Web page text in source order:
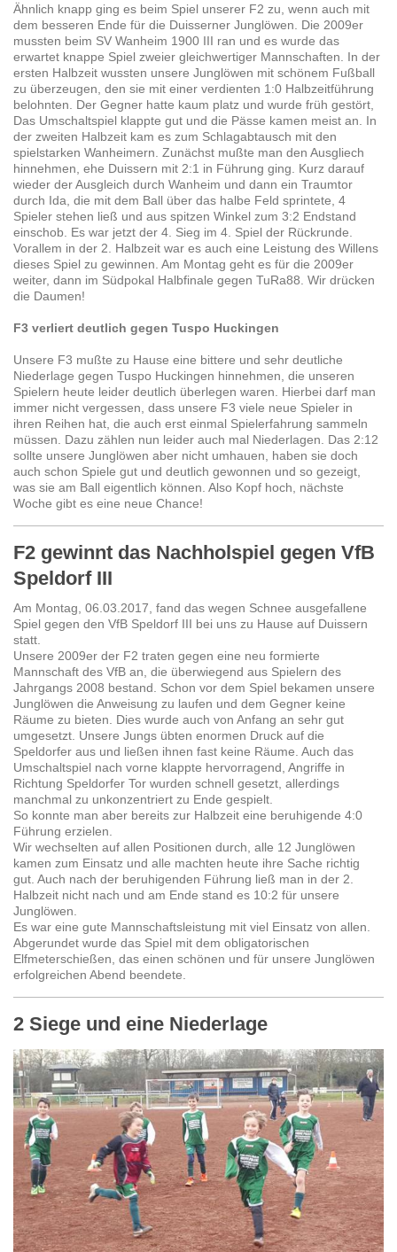
Ähnlich knapp ging es beim Spiel unserer F2 zu, wenn auch mit
dem besseren Ende für die Duisserner Junglöwen. Die 2009er
mussten beim SV Wanheim 1900 III ran und es wurde das
erwartet knappe Spiel zweier gleichwertiger Mannschaften. In der
ersten Halbzeit wussten unsere Junglöwen mit schönem Fußball
zu überzeugen, den sie mit einer verdienten 1:0 Halbzeitführung
belohnten. Der Gegner hatte kaum platz und wurde früh gestört,
Das Umschaltspiel klappte gut und die Pässe kamen meist an. In
der zweiten Halbzeit kam es zum Schlagabtausch mit den
spielstarken Wanheimern. Zunächst mußte man den Ausgliech
hinnehmen, ehe Duissern mit 2:1 in Führung ging. Kurz darauf
wieder der Ausgleich durch Wanheim und dann ein Traumtor
durch Ida, die mit dem Ball über das halbe Feld sprintete, 4
Spieler stehen ließ und aus spitzen Winkel zum 3:2 Endstand
einschob. Es war jetzt der 4. Sieg im 4. Spiel der Rückrunde.
Vorallem in der 2. Halbzeit war es auch eine Leistung des Willens
dieses Spiel zu gewinnen. Am Montag geht es für die 2009er
weiter, dann im Südpokal Halbfinale gegen TuRa88. Wir drücken
die Daumen!
F3 verliert deutlich gegen Tuspo Huckingen
Unsere F3 mußte zu Hause eine bittere und sehr deutliche
Niederlage gegen Tuspo Huckingen hinnehmen, die unseren
Spielern heute leider deutlich überlegen waren. Hierbei darf man
immer nicht vergessen, dass unsere F3 viele neue Spieler in
ihren Reihen hat, die auch erst einmal Spielerfahrung sammeln
müssen. Dazu zählen nun leider auch mal Niederlagen. Das 2:12
sollte unsere Junglöwen aber nicht umhauen, haben sie doch
auch schon Spiele gut und deutlich gewonnen und so gezeigt,
was sie am Ball eigentlich können. Also Kopf hoch, nächste
Woche gibt es eine neue Chance!
F2 gewinnt das Nachholspiel gegen VfB
Speldorf III
Am Montag, 06.03.2017, fand das wegen Schnee ausgefallene
Spiel gegen den VfB Speldorf III bei uns zu Hause auf Duissern
statt.
Unsere 2009er der F2 traten gegen eine neu formierte
Mannschaft des VfB an, die überwiegend aus Spielern des
Jahrgangs 2008 bestand. Schon vor dem Spiel bekamen unsere
Junglöwen die Anweisung zu laufen und dem Gegner keine
Räume zu bieten. Dies wurde auch von Anfang an sehr gut
umgesetzt. Unsere Jungs übten enormen Druck auf die
Speldorfer aus und ließen ihnen fast keine Räume. Auch das
Umschaltspiel nach vorne klappte hervorragend, Angriffe in
Richtung Speldorfer Tor wurden schnell gesetzt, allerdings
manchmal zu unkonzentriert zu Ende gespielt.
So konnte man aber bereits zur Halbzeit eine beruhigende 4:0
Führung erzielen.
Wir wechselten auf allen Positionen durch, alle 12 Junglöwen
kamen zum Einsatz und alle machten heute ihre Sache richtig
gut. Auch nach der beruhigenden Führung ließ man in der 2.
Halbzeit nicht nach und am Ende stand es 10:2 für unsere
Junglöwen.
Es war eine gute Mannschaftsleistung mit viel Einsatz von allen.
Abgerundet wurde das Spiel mit dem obligatorischen
Elfmeterschießen, das einen schönen und für unsere Junglöwen
erfolgreichen Abend beendete.
2 Siege und eine Niederlage